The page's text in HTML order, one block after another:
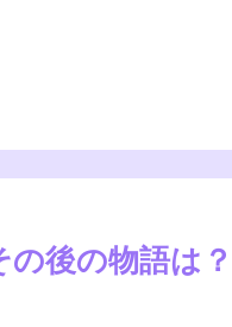
の後の物語は